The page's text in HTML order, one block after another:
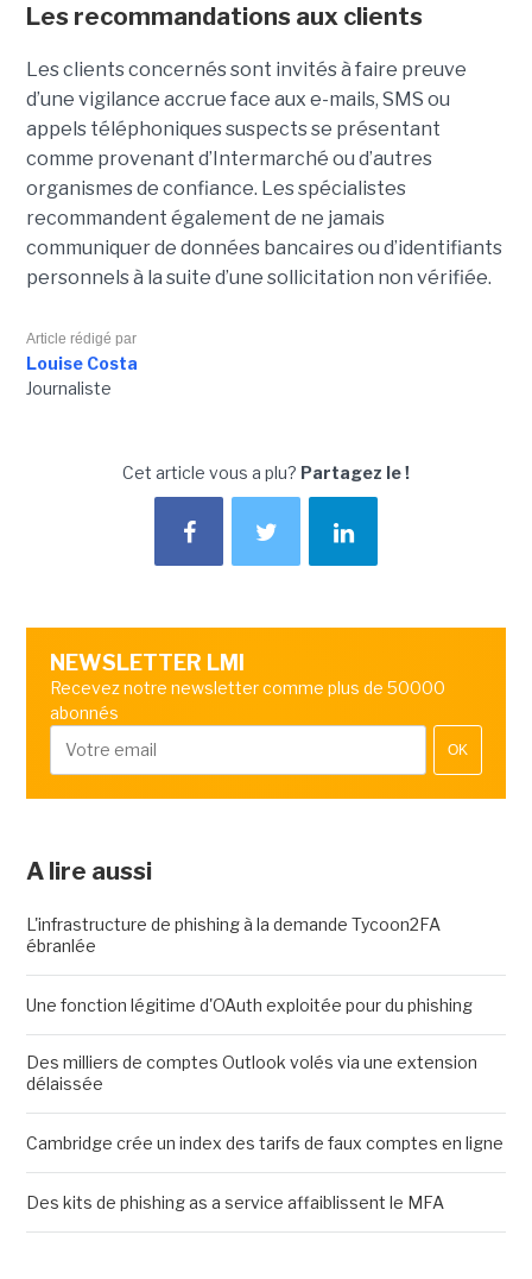
Les recommandations aux clients
Les clients concernés sont invités à faire preuve
d’une vigilance accrue face aux e-mails, SMS ou
appels téléphoniques suspects se présentant
comme provenant d’Intermarché ou d’autres
organismes de confiance. Les spécialistes
recommandent également de ne jamais
communiquer de données bancaires ou d’identifiants
personnels à la suite d’une sollicitation non vérifiée.
Article rédigé par
Louise Costa
Journaliste
Cet article vous a plu? Partagez le !
NEWSLETTER LMI
Recevez notre newsletter comme plus de 50000
abonnés
OK
A lire aussi
L'infrastructure de phishing à la demande Tycoon2FA
ébranlée
Une fonction légitime d'OAuth exploitée pour du phishing
Des milliers de comptes Outlook volés via une extension
délaissée
Cambridge crée un index des tarifs de faux comptes en ligne
Des kits de phishing as a service affaiblissent le MFA